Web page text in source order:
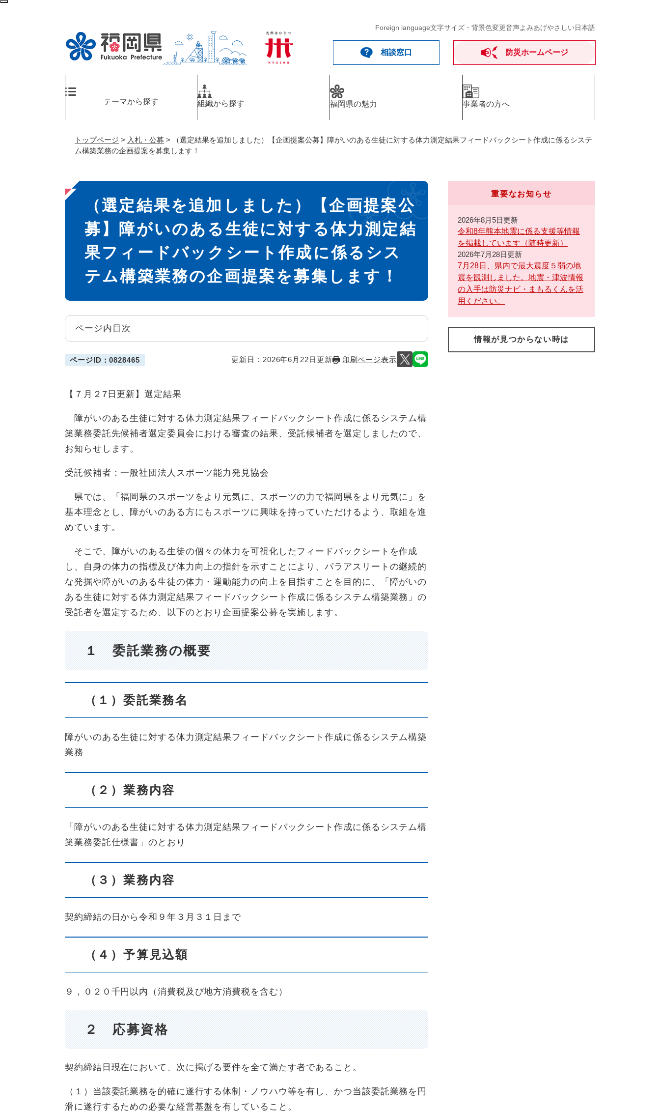
ペ
メ
Foreign language文字サイズ・背景色変更音声よみあげやさしい日本語
相談窓口 防災ホームページ
テーマから探す 組織から探す 福岡県の魅力 事業者の方へ
トップページ > 入札・公募 >
（選定結果を追加しました）【企画提案公募】障がいのある生徒に対する体力測定結果フィードバックシート作成に係るシステ
ム構築業務の企画提案を募集します！
本
文
（選定結果を追加しました）【企画提案公
募】障がいのある生徒に対する体力測定結
果フィードバックシート作成に係るシス
テム構築業務の企画提案を募集します！
ページ内目次
ページID：0828465 更新日：2026年6月22日更新 印刷ページ表示
【７月２7日更新】選定結果​
障がいのある生徒に対する体力測定結果フィードバックシート作成に係るシステム構
築業務委託先候補者選定委員会における審査の結果、受託候補者を選定しましたので、
お知らせします。
受託候補者：一般社団法人スポーツ能力発見協会
県では、「福岡県のスポーツをより元気に、スポーツの力で福岡県をより元気に」を
基本理念とし、障がいのある方にもスポーツに興味を持っていただけるよう、取組を進
めています。
そこで、障がいのある生徒の個々の体力を可視化したフィードバックシートを作成
し、自身の体力の指標及び体力向上の指針を示すことにより、パラアスリートの継続的
な発掘や障がいのある生徒の体力・運動能力の向上を目指すことを目的に、「障がいの
ある生徒に対する体力測定結果フィードバックシート作成に係るシステム構築業務」の
受託者を選定するため、以下のとおり企画提案公募を実施します。
１ 委託業務の概要
（１）委託業務名
障がいのある生徒に対する体力測定結果フィードバックシート作成に係るシステム構築
業務
（２）業務内容
「障がいのある生徒に対する体力測定結果フィードバックシート作成に係るシステム構
築業務委託仕様書」のとおり
（３）業務内容
契約締結の日から令和９年３月３１日まで
（４）予算見込額
９，０２０千円以内（消費税及び地方消費税を含む）
２ 応募資格
契約締結日現在において、次に掲げる要件を全て満たす者であること。
（１）当該委託業務を的確に遂行する体制・ノウハウ等を有し、かつ当該委託業務を円
滑に遂行するための必要な経営基盤を有していること。
重要なお知らせ
2026年8月5日更新
令和8年熊本地震に係る支援等情報
を掲載しています（随時更新）
2026年7月28日更新
7月28日、県内で最大震度５弱の地
震を観測しました。地震・津波情報
の入手は防災ナビ・まもるくんを活
用ください。
情報が見つからない時は